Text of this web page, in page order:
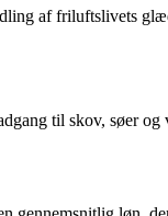
af friluftslivets
til skov, søer og